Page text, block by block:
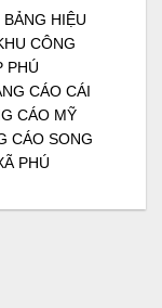
BẢNG HIỆU
CÔNG
PHÚ
CÁO CÁI
CÁO MỸ
CÁO SONG
PHÚ